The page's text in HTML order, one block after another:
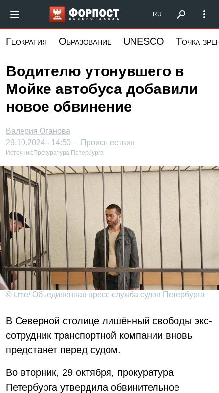
основному
Форпост Северо-Запад
RU
Геократия Образование UNESCO Точка
Водителю утонувшего в
Мойке автобуса добавили
новое обвинение
Валерия Оганова
29.10.2024 - 14:50 —Происшествия
Источник: Прокуратура Петербурга
© t.me/ Объединённая пресс-служба судов Петербурга
В Северной столице лишённый свободы экс-
сотрудник транспортной компании вновь
предстанет перед судом.
Во вторник, 29 октября, прокуратура
Петербурга утвердила обвинительное